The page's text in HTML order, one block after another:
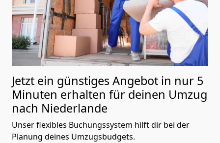
Jetzt ein günstiges Angebot in nur 5
Minuten erhalten für deinen Umzug
nach Niederlande
Unser flexibles Buchungssystem hilft dir bei der
Planung deines Umzugsbudgets.